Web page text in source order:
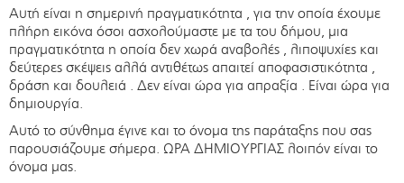
Αυτή είναι η σημερινή πραγματικότητα , για την οποία έχουμε
πλήρη εικόνα όσοι ασχολούμαστε με τα του δήμου, μια
πραγματικότητα η οποία δεν χωρά αναβολές , λιποψυχίες και
δεύτερες σκέψεις αλλά αντιθέτως απαιτεί αποφασιστικότητα ,
δράση και δουλειά . Δεν είναι ώρα για απραξία . Είναι ώρα για
δημιουργία.
Αυτό το σύνθημα έγινε και το όνομα της παράταξης που σας
παρουσιάζουμε σήμερα. ΩΡΑ ΔΗΜΙΟΥΡΓΙΑΣ λοιπόν είναι το
όνομα μας.